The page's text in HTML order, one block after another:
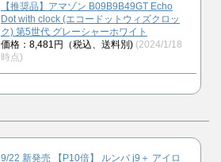
【推奨品】アマゾン B09B9B49GT Echo
Dot with clock (エコードットウィズクロッ
ク) 第5世代 グレーシャーホワイト
価格：8,481円（税込、送料別) (2024/1/18
時点)
9/22 新発売 【P10倍】 ルンバ j9＋ アイロ